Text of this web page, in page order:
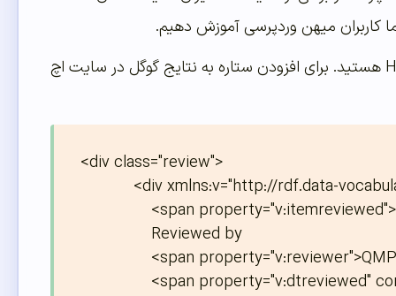
کاربران میهن وردپرسی آموزش دهیم.
را ندارید مجبور به استفاده از کد HTML هستید. برای افزودن ستاره به نتایج گوگل در سایت اچ
<div class="review">